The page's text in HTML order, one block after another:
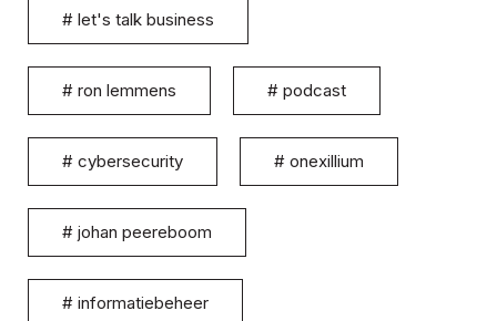
# let's talk business
# ron lemmens # podcast
# cybersecurity # onexillium
# johan peereboom
# informatiebeheer